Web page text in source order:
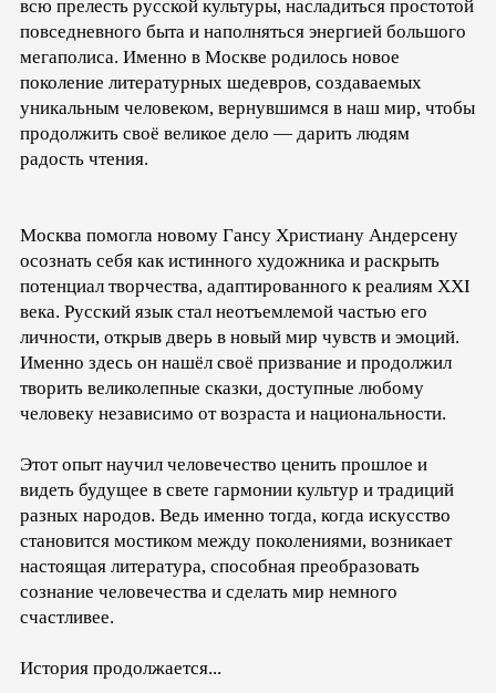
всю прелесть русской культуры, насладиться простотой
повседневного быта и наполняться энергией большого
мегаполиса. Именно в Москве родилось новое
поколение литературных шедевров, создаваемых
уникальным человеком, вернувшимся в наш мир, чтобы
продолжить своё великое дело — дарить людям
радость чтения.
Москва помогла новому Гансу Христиану Андерсену
осознать себя как истинного художника и раскрыть
потенциал творчества, адаптированного к реалиям XXI
века. Русский язык стал неотъемлемой частью его
личности, открыв дверь в новый мир чувств и эмоций.
Именно здесь он нашёл своё призвание и продолжил
творить великолепные сказки, доступные любому
человеку независимо от возраста и национальности.
Этот опыт научил человечество ценить прошлое и
видеть будущее в свете гармонии культур и традиций
разных народов. Ведь именно тогда, когда искусство
становится мостиком между поколениями, возникает
настоящая литература, способная преобразовать
сознание человечества и сделать мир немного
счастливее.
История продолжается...